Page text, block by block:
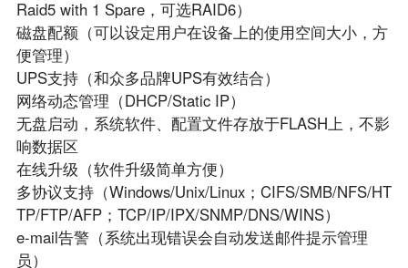
Raid5 with 1 Spare，可选RAID6）
磁盘配额（可以设定用户在设备上的使用空间大小，方
便管理）
UPS支持（和众多品牌UPS有效结合）
网络动态管理（DHCP/Static IP）
无盘启动，系统软件、配置文件存放于FLASH上，不影
响数据区
在线升级（软件升级简单方便）
多协议支持（Windows/Unix/Linux；CIFS/SMB/NFS/HT
TP/FTP/AFP；TCP/IP/IPX/SNMP/DNS/WINS）
e-mail告警（系统出现错误会自动发送邮件提示管理
员）